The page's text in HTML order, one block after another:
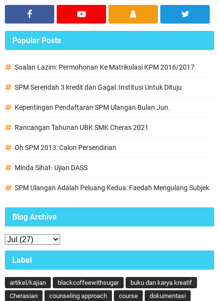
Popular Posts
Soalan Lazim: Permohonan Ke Matrikulasi KPM 2016/2017
SPM Serendah 3 kredit dan Gagal :Institusi Untuk Dituju
Kepentingan Pendaftaran SPM Ulangan Bulan Jun.
Rancangan Tahunan UBK SMK Cheras 2021
Oh SPM 2013: Calon Persendirian
Minda Sihat- Ujian DASS
SPM Ulangan Adalah Peluang Kedua: Faedah Mengulang Subjek
Blog Archive
Label
artikel/kajian blackcoffeewithsugar
buku dan karya kreatif
Cherasian
counseling approach course
dokumentasi